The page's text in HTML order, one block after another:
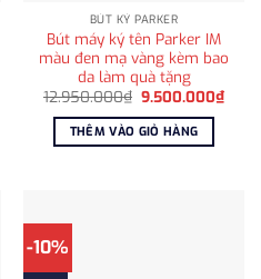
BÚT KÝ PARKER
Bút máy ký tên Parker IM
màu đen mạ vàng kèm bao
da làm quà tặng
12.950.000₫ Giá
là:
12.950.000₫.
9.500.000₫Giá
hiện
THÊM VÀO GIỎ HÀNG
-10%